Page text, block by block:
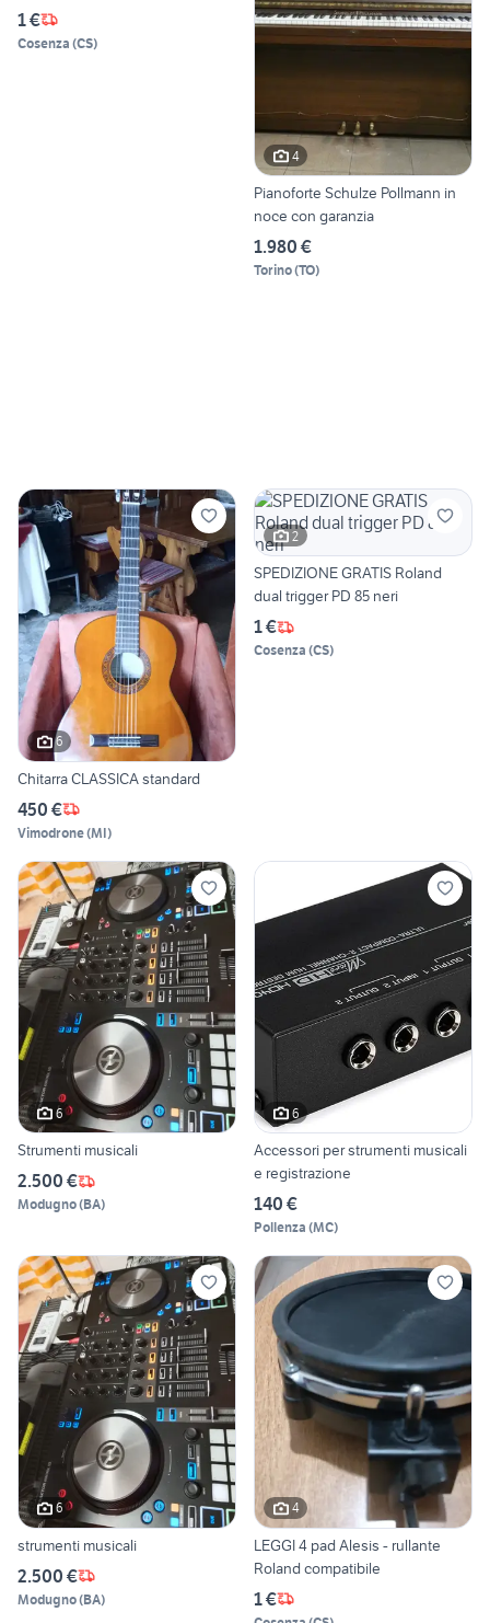
1 €
Cosenza (CS)
4
Pianoforte Schulze Pollmann in
noce con garanzia
1.980 €
Torino(TO)
6
Chitarra CLASSICA standard
450 €
Vimodrone(MI)
2
SPEDIZIONE GRATIS Roland
dual trigger PD 85 neri
1 €
Cosenza (CS)
6
Strumenti musicali
2.500 €
Modugno(BA)
6
Accessori per strumenti musicali
e registrazione
140 €
Pollenza (MC)
6
strumenti musicali
2.500 €
Modugno(BA)
4
LEGGI 4 pad Alesis - rullante
Roland compatibile
1 €